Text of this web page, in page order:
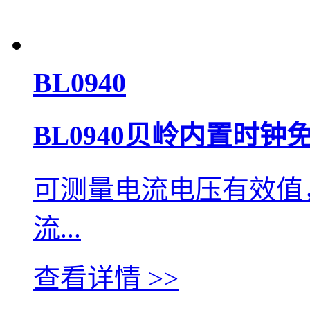
BL0940
BL0940贝岭内置时钟
可测量电流电压有效
流...
查看详情 >>